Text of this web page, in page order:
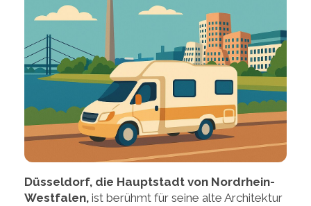
Düsseldorf, die Hauptstadt von Nordrhein-
Westfalen, ist berühmt für seine alte Architektur